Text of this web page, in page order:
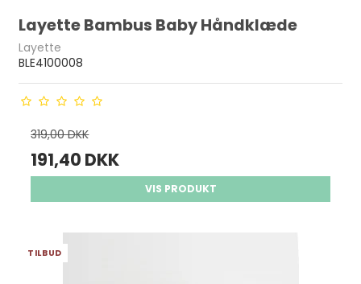
Layette Bambus Baby Håndklæde
Layette
BLE4100008
319,00 DKK
191,40 DKK
VIS PRODUKT
TILBUD